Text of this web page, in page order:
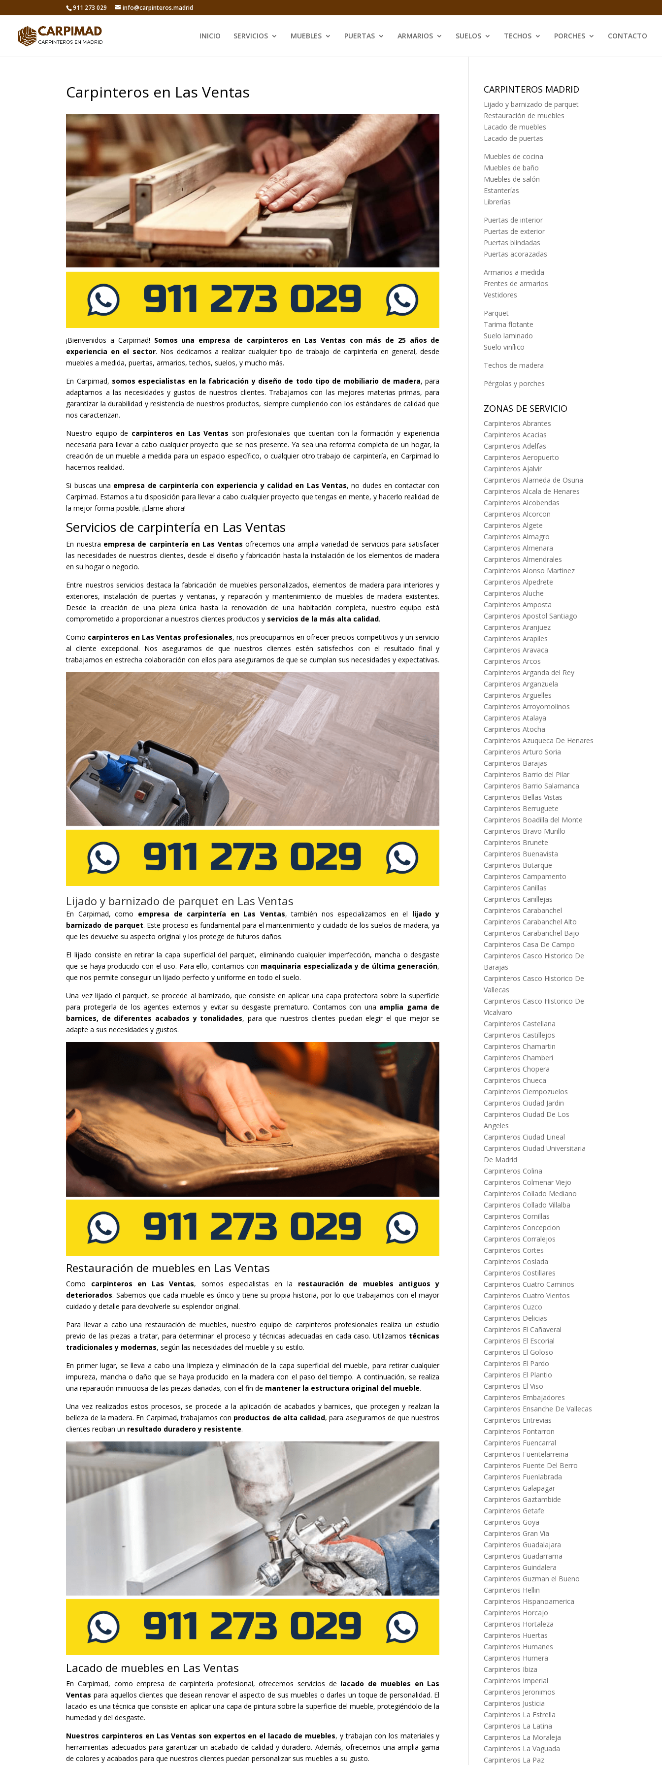
911 273 029 info@carpinteros.madrid
INICIO SERVICIOS MUEBLES PUERTAS ARMARIOS SUELOS TECHOS PORCHES CONTACTO
Carpinteros en Las Ventas
¡Bienvenidos a Carpimad! Somos una empresa de carpinteros en Las Ventas con más de 25 años de
experiencia en el sector. Nos dedicamos a realizar cualquier tipo de trabajo de carpintería en general, desde
muebles a medida, puertas, armarios, techos, suelos, y mucho más.
En Carpimad, somos especialistas en la fabricación y diseño de todo tipo de mobiliario de madera, para
adaptarnos a las necesidades y gustos de nuestros clientes. Trabajamos con las mejores materias primas, para
garantizar la durabilidad y resistencia de nuestros productos, siempre cumpliendo con los estándares de calidad que
nos caracterizan.
Nuestro equipo de carpinteros en Las Ventas son profesionales que cuentan con la formación y experiencia
necesaria para llevar a cabo cualquier proyecto que se nos presente. Ya sea una reforma completa de un hogar, la
creación de un mueble a medida para un espacio específico, o cualquier otro trabajo de carpintería, en Carpimad lo
hacemos realidad.
Si buscas una empresa de carpintería con experiencia y calidad en Las Ventas, no dudes en contactar con
Carpimad. Estamos a tu disposición para llevar a cabo cualquier proyecto que tengas en mente, y hacerlo realidad de
la mejor forma posible. ¡Llame ahora!
Servicios de carpintería en Las Ventas
En nuestra empresa de carpintería en Las Ventasofrecemos una amplia variedad de servicios para satisfacer
las necesidades de nuestros clientes, desde el diseño y fabricación hasta la instalación de los elementos de madera
en su hogar o negocio.
Entre nuestros servicios destaca la fabricación de muebles personalizados, elementos de madera para interiores y
exteriores, instalación de puertas y ventanas, y reparación y mantenimiento de muebles de madera existentes.
Desde la creación de una pieza única hasta la renovación de una habitación completa, nuestro equipo está
comprometido a proporcionar a nuestros clientes productos y servicios de la más alta calidad.
Como carpinteros en Las Ventas profesionales, nos preocupamos en ofrecer precios competitivos y un servicio
al cliente excepcional. Nos aseguramos de que nuestros clientes estén satisfechos con el resultado final y
trabajamos en estrecha colaboración con ellos para asegurarnos de que se cumplan sus necesidades y expectativas.
Lijado y barnizado de parquet en Las Ventas
En Carpimad, como empresa de carpintería en Las Ventas, también nos especializamos en el lijado y
barnizado de parquet. Este proceso es fundamental para el mantenimiento y cuidado de los suelos de madera, ya
que les devuelve su aspecto original y los protege de futuros daños.
El lijado consiste en retirar la capa superficial del parquet, eliminando cualquier imperfección, mancha o desgaste
que se haya producido con el uso. Para ello, contamos con maquinaria especializada y de última generación,
que nos permite conseguir un lijado perfecto y uniforme en todo el suelo.
Una vez lijado el parquet, se procede al barnizado, que consiste en aplicar una capa protectora sobre la superficie
para protegerla de los agentes externos y evitar su desgaste prematuro. Contamos con una amplia gama de
barnices, de diferentes acabados y tonalidades, para que nuestros clientes puedan elegir el que mejor se
adapte a sus necesidades y gustos.
Restauración de muebles en Las Ventas
Como carpinteros en Las Ventas, somos especialistas en la restauración de muebles antiguos y
deteriorados. Sabemos que cada mueble es único y tiene su propia historia, por lo que trabajamos con el mayor
cuidado y detalle para devolverle su esplendor original.
Para llevar a cabo una restauración de muebles, nuestro equipo de carpinteros profesionales realiza un estudio
previo de las piezas a tratar, para determinar el proceso y técnicas adecuadas en cada caso. Utilizamos técnicas
tradicionales y modernas, según las necesidades del mueble y su estilo.
En primer lugar, se lleva a cabo una limpieza y eliminación de la capa superficial del mueble, para retirar cualquier
impureza, mancha o daño que se haya producido en la madera con el paso del tiempo. A continuación, se realiza
una reparación minuciosa de las piezas dañadas, con el fin de mantener la estructura original del mueble.
Una vez realizados estos procesos, se procede a la aplicación de acabados y barnices, que protegen y realzan la
belleza de la madera. En Carpimad, trabajamos con productos de alta calidad, para asegurarnos de que nuestros
clientes reciban un resultado duradero y resistente.
Lacado de muebles en Las Ventas
En Carpimad, como empresa de carpintería profesional, ofrecemos servicios de lacado de muebles en Las
Ventaspara aquellos clientes que desean renovar el aspecto de sus muebles o darles un toque de personalidad. El
lacado es una técnica que consiste en aplicar una capa de pintura sobre la superficie del mueble, protegiéndolo de la
humedad y del desgaste.
Nuestros carpinteros en Las Ventas son expertos en el lacado de muebles, y trabajan con los materiales y
herramientas adecuados para garantizar un acabado de calidad y duradero. Además, ofrecemos una amplia gama
de colores y acabados para que nuestros clientes puedan personalizar sus muebles a su gusto.
CARPINTEROS MADRID
Lijado y barnizado de parquet
Restauración de muebles
Lacado de muebles
Lacado de puertas
Muebles de cocina
Muebles de baño
Muebles de salón
Estanterías
Librerías
Puertas de interior
Puertas de exterior
Puertas blindadas
Puertas acorazadas
Armarios a medida
Frentes de armarios
Vestidores
Parquet
Tarima flotante
Suelo laminado
Suelo vinílico
Techos de madera
Pérgolas y porches
ZONAS DE SERVICIO
Carpinteros Abrantes
Carpinteros Acacias
Carpinteros Adelfas
Carpinteros Aeropuerto
Carpinteros Ajalvir
Carpinteros Alameda de Osuna
Carpinteros Alcala de Henares
Carpinteros Alcobendas
Carpinteros Alcorcon
Carpinteros Algete
Carpinteros Almagro
Carpinteros Almenara
Carpinteros Almendrales
Carpinteros Alonso Martinez
Carpinteros Alpedrete
Carpinteros Aluche
Carpinteros Amposta
Carpinteros Apostol Santiago
Carpinteros Aranjuez
Carpinteros Arapiles
Carpinteros Aravaca
Carpinteros Arcos
Carpinteros Arganda del Rey
Carpinteros Arganzuela
Carpinteros Arguelles
Carpinteros Arroyomolinos
Carpinteros Atalaya
Carpinteros Atocha
Carpinteros Azuqueca De Henares
Carpinteros Arturo Soria
Carpinteros Barajas
Carpinteros Barrio del Pilar
Carpinteros Barrio Salamanca
Carpinteros Bellas Vistas
Carpinteros Berruguete
Carpinteros Boadilla del Monte
Carpinteros Bravo Murillo
Carpinteros Brunete
Carpinteros Buenavista
Carpinteros Butarque
Carpinteros Campamento
Carpinteros Canillas
Carpinteros Canillejas
Carpinteros Carabanchel
Carpinteros Carabanchel Alto
Carpinteros Carabanchel Bajo
Carpinteros Casa De Campo
Carpinteros Casco Historico De
Barajas
Carpinteros Casco Historico De
Vallecas
Carpinteros Casco Historico De
Vicalvaro
Carpinteros Castellana
Carpinteros Castillejos
Carpinteros Chamartin
Carpinteros Chamberi
Carpinteros Chopera
Carpinteros Chueca
Carpinteros Ciempozuelos
Carpinteros Ciudad Jardin
Carpinteros Ciudad De Los
Angeles
Carpinteros Ciudad Lineal
Carpinteros Ciudad Universitaria
De Madrid
Carpinteros Colina
Carpinteros Colmenar Viejo
Carpinteros Collado Mediano
Carpinteros Collado Villalba
Carpinteros Comillas
Carpinteros Concepcion
Carpinteros Corralejos
Carpinteros Cortes
Carpinteros Coslada
Carpinteros Costillares
Carpinteros Cuatro Caminos
Carpinteros Cuatro Vientos
Carpinteros Cuzco
Carpinteros Delicias
Carpinteros El Cañaveral
Carpinteros El Escorial
Carpinteros El Goloso
Carpinteros El Pardo
Carpinteros El Plantio
Carpinteros El Viso
Carpinteros Embajadores
Carpinteros Ensanche De Vallecas
Carpinteros Entrevias
Carpinteros Fontarron
Carpinteros Fuencarral
Carpinteros Fuentelarreina
Carpinteros Fuente Del Berro
Carpinteros Fuenlabrada
Carpinteros Galapagar
Carpinteros Gaztambide
Carpinteros Getafe
Carpinteros Goya
Carpinteros Gran Via
Carpinteros Guadalajara
Carpinteros Guadarrama
Carpinteros Guindalera
Carpinteros Guzman el Bueno
Carpinteros Hellin
Carpinteros Hispanoamerica
Carpinteros Horcajo
Carpinteros Hortaleza
Carpinteros Huertas
Carpinteros Humanes
Carpinteros Humera
Carpinteros Ibiza
Carpinteros Imperial
Carpinteros Jeronimos
Carpinteros Justicia
Carpinteros La Estrella
Carpinteros La Latina
Carpinteros La Moraleja
Carpinteros La Vaguada
Carpinteros La Paz